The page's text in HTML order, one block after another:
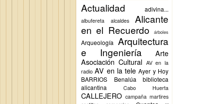
Actualidad adivina...
albufereta alcaldes
Alicante
en el Recuerdo
árboles
Arqueología Arquitectura
e Ingeniería
Arte
Asociación Cultural AV en la
radio AV en la tele Ayer y Hoy
BARRIOS
Benalúa
biblioteca
alicantina
Cabo Huerta
CALLEJERO campaña martires